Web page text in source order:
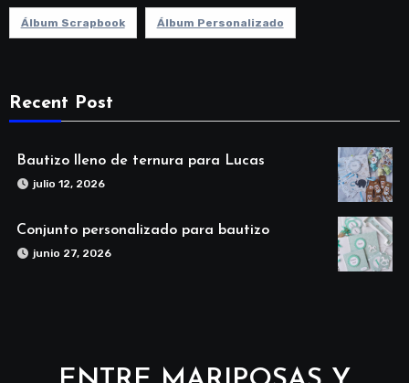
Álbum Scrapbook Álbum Personalizado
Recent Post
Bautizo lleno de ternura para Lucas
julio 12, 2026
Conjunto personalizado para bautizo
junio 27, 2026